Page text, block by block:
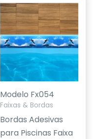
Modelo Fx054
Faixas & Bordas
Bordas Adesivas
para Piscinas Faixa